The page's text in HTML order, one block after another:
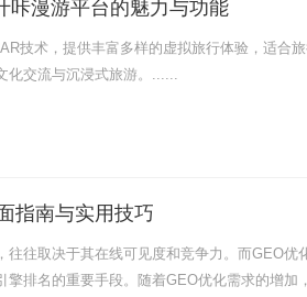
漫游平台的魅力与功能
技术，提供丰富多样的虚拟旅行体验，适合
化交流与沉浸式旅游。......
指南与实用技巧
往取决于其在线可见度和竞争力。而GEO优
排名的重要手段。随着GEO优化需求的增加